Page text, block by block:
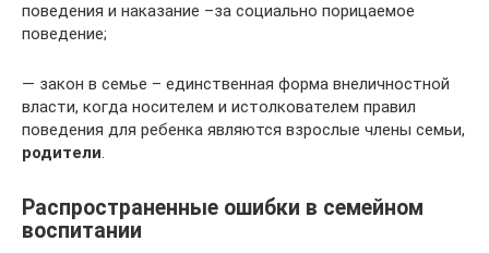
поведения и наказание –за социально порицаемое
поведение;
— закон в семье – единственная форма внеличностной
власти, когда носителем и истолкователем правил
поведения для ребенка являются взрослые члены семьи,
родители.
Распространенные ошибки в семейном
воспитании